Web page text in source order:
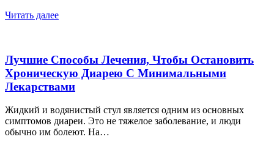
Читать далее
Лучшие Способы Лечения, Чтобы Остановить
Хроническую Диарею С Минимальными
Лекарствами
Жидкий и водянистый стул является одним из основных
симптомов диареи. Это не тяжелое заболевание, и люди
обычно им болеют. На…